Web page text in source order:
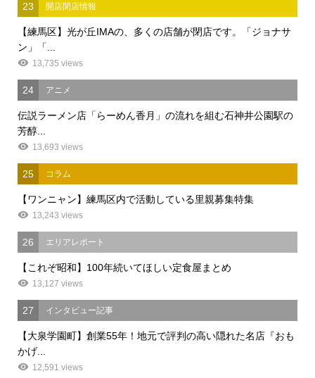
23 開店閉店情報
【練馬区】光が丘IMAの、多くの店舗が閉店です。「ジョナサ
ン」「...
13,735 views
24 アニメ
伝説ラーメン店「らーめん香月」の流れを組む石神井公園駅の
芳醇...
13,693 views
25 コラム
【ワンニャン】練馬区内で活動している里親募集特集
13,243 views
26 エリアレポート
【これぞ昭和】100年続いてほしい定食屋まとめ
13,127 views
27 インタビュー記事
【大泉学園町】創業55年！地元で評判の高い隠れた名店『おも
かげ...
12,591 views